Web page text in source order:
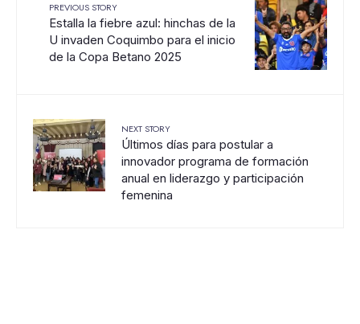
PREVIOUS STORY
Estalla la fiebre azul: hinchas de la
U invaden Coquimbo para el inicio
de la Copa Betano 2025
NEXT STORY
Últimos días para postular a
innovador programa de formación
anual en liderazgo y participación
femenina